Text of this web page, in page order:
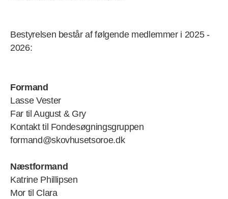
Bestyrelsen består af følgende medlemmer i 2025 -
2026:
Formand
Lasse Vester
Far til August & Gry
Kontakt til Fondesøgningsgruppen
formand@skovhusetsoroe.dk
Næstformand
Katrine Phillipsen
Mor til Clara